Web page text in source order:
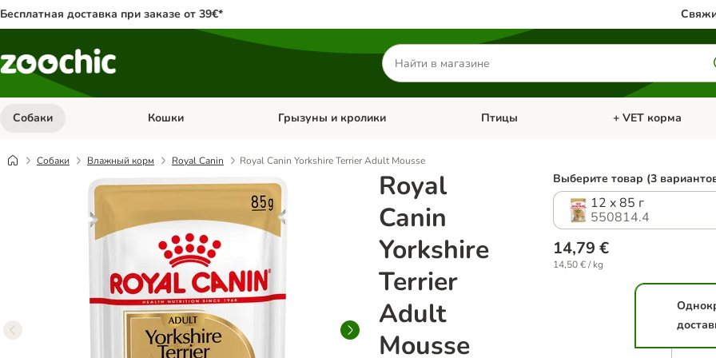
Бесплатная доставка при заказе от 39€*
Поиск
товаров
Собаки Откройте меню категории: Собаки
Кошки Откройте меню категории: Кошки
Грызуны и кролики Откройте меню категории: Грызуны и кролики
Птицы Откройте меню
+ VET корма
Собаки Влажный корм Royal Canin Royal Canin Yorkshire Terrier Adult Mousse
Royal
Canin
Yorkshire
Terrier
Adult
Mousse
Выберите товар (3
12 x 85 г
550814.4
14,79 €
14,50 € / kg